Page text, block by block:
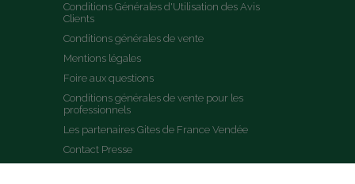
Conditions Générales d'Utilisation des Avis
Clients
Conditions générales de vente
Mentions légales
Foire aux questions
Conditions générales de vente pour les
professionnels
Les partenaires Gites de France Vendée
Contact Presse